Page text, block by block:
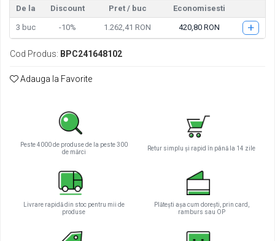
Baterii si acumulatori AGM VRLA de
6-12 V
Acumulatori Moto, ATV
AGM
SLA AGM (Sealed Lead Acid)
Deep Cycle - Tractiune/Semi-
Tractiune
Pachete acumulatori VRLA
De la
Discount Pret / buc Economisesti
3 buc -10% 1.262,41 RON 420,80 RON +
Cod Produs: BPC241648102
Adauga la Favorite
Peste 4000 de produse de la peste 300
de mărci
Retur simplu și rapid în până la 14 zile
Livrare rapidă din stoc pentru mii de
produse
Plătești așa cum dorești, prin card,
ramburs sau OP